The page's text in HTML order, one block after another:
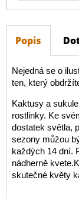
Popis
Nejedná se o
ten, který
Kaktusy a
rostlinky. Ke
dostatek světla,
sezony můžou
každých 14 dní.
nádherně
skutečné květy